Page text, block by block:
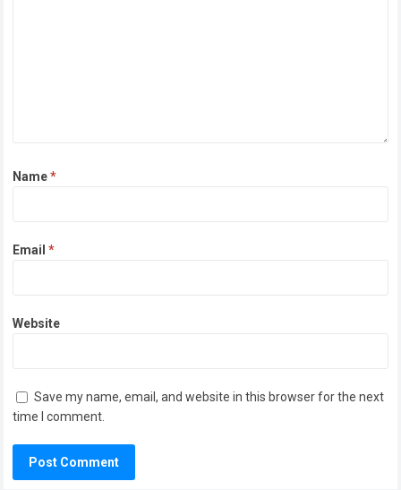
Name*
Email*
Website
Save my name, email, and website in this browser for the next
time I comment.